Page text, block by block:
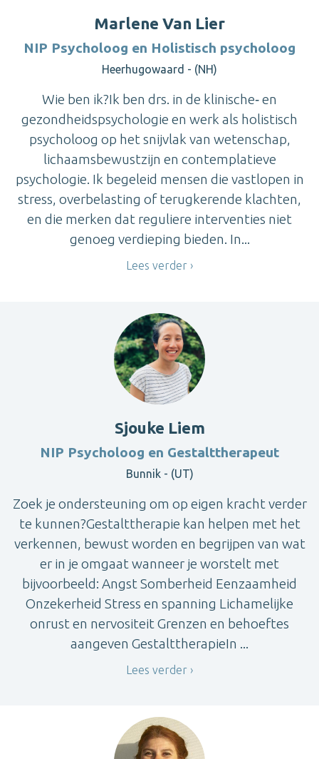
Marlene Van Lier
NIP Psycholoog en Holistisch psycholoog
Heerhugowaard - (NH)
Wie ben ik?Ik ben drs. in de klinische‑ en
gezondheidspsychologie en werk als holistisch
psycholoog op het snijvlak van wetenschap,
lichaamsbewustzijn en contemplatieve
psychologie. Ik begeleid mensen die vastlopen in
stress, overbelasting of terugkerende klachten,
en die merken dat reguliere interventies niet
genoeg verdieping bieden. In...
Lees verder
Sjouke Liem
NIP Psycholoog en Gestalttherapeut
Bunnik - (UT)
Zoek je ondersteuning om op eigen kracht verder
te kunnen?Gestalttherapie kan helpen met het
verkennen, bewust worden en begrijpen van wat
er in je omgaat wanneer je worstelt met
bijvoorbeeld: Angst Somberheid Eenzaamheid
Onzekerheid Stress en spanning Lichamelijke
onrust en nervositeit Grenzen en behoeftes
aangeven GestalttherapieIn ...
Lees verder